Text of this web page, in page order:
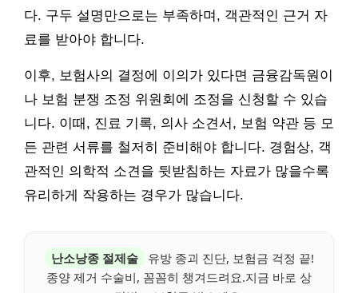
다. 구두 설명만으로는 부족하며, 객관적인 근거 자
료를 받아야 합니다.
이후, 보험사의 결정에 이의가 있다면 금융감독원이
나 보험 분쟁 조정 위원회에 조정을 신청할 수 있습
니다. 이때, 진료 기록, 의사 소견서, 보험 약관 등 모
든 관련 서류를 철저히 준비해야 합니다. 경험상, 객
관적인 의학적 소견을 뒷받침하는 자료가 많을수록
유리하게 작용하는 경우가 많습니다.
난소낭종 절제술
유방 종괴 진단, 보험금 걱정 끝!
종양 제거 수술비, 꼼꼼히 챙겨드려요.지금 바로 상